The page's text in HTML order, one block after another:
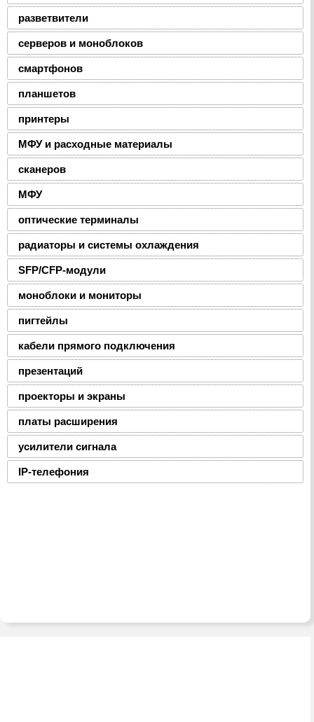
разветвители
серверов и моноблоков
смартфонов
планшетов
принтеры
МФУ и расходные материалы
сканеров
МФУ
оптические терминалы
радиаторы и системы охлаждения
SFP/CFP-модули
моноблоки и мониторы
пигтейлы
кабели прямого подключения
презентаций
проекторы и экраны
платы расширения
усилители сигнала
IP-телефония